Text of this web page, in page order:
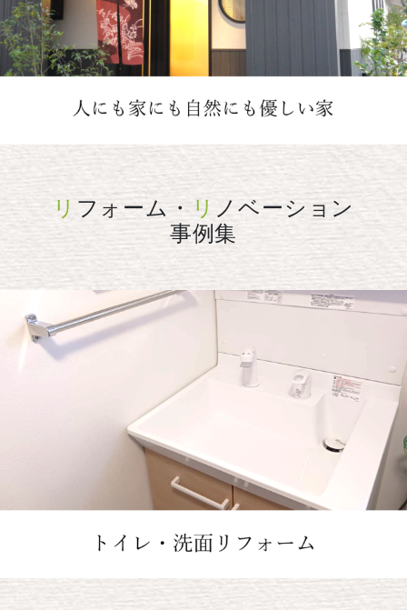
リ フォーム・ リ ノベーション
事例集